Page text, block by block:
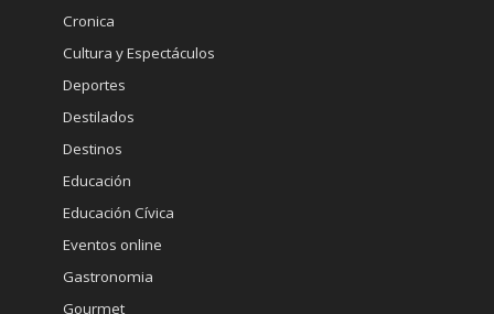
Cronica
Cultura y Espectáculos
Deportes
Destilados
Destinos
Educación
Educación Cívica
Eventos online
Gastronomia
Gourmet